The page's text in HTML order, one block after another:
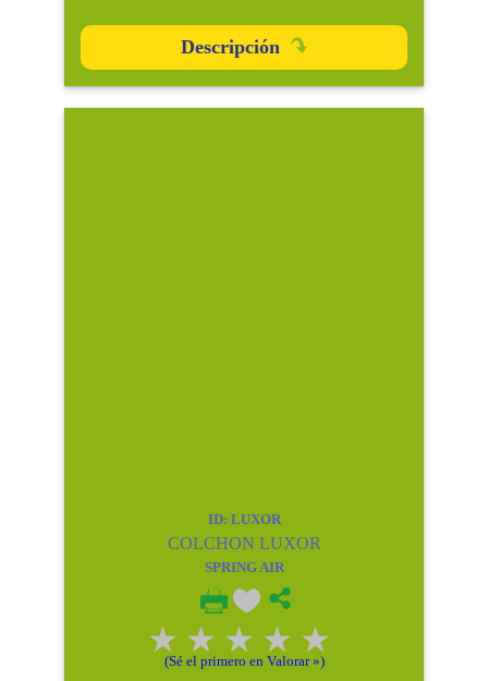
Descripción
ID: LUXOR
COLCHON LUXOR
SPRING AIR
(Sé el primero en Valorar »)